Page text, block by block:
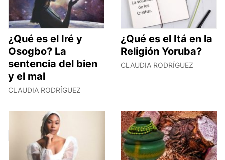
¿Qué es el Iré y
Osogbo? La
sentencia del bien
y el mal
CLAUDIA RODRÍGUEZ
¿Qué es el Itá en la
Religión Yoruba?
CLAUDIA RODRÍGUEZ